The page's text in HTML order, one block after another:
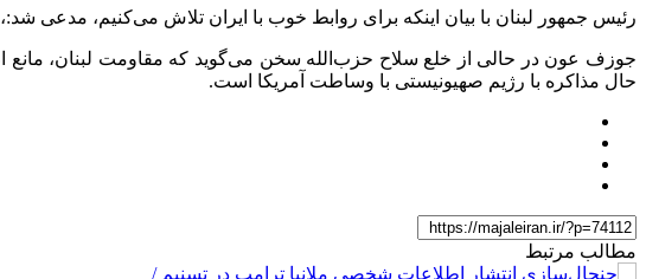
رئیس جمهور لبنان با بیان اینکه برای روابط خوب با ایران تلاش می‌کنیم، مدعی
جوزف عون در حالی از خلع سلاح حزب‌الله سخن می‌گوید که مقاومت لبنان، مانع
حال مذاکره با رژیم صهیونیستی با وساطت آمریکا است.
مطالب مرتبط